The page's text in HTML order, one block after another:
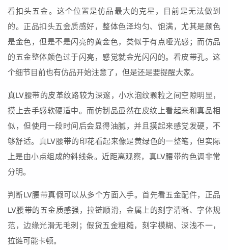
看扣头五金。这个位置是仿品最大的克星，目前是无法做到
的。正品扣头五金质感好，整体色泽均匀、饱满，尤其是颜色
是金色，但是不是闪亮的黄金色，类似于有点哑光感；而仿品
的五金整体颜色过于闪亮，感觉就金光闪闪的。看皮带孔。这
个细节目前也有仿品开始注意了，但是还是要提醒大家。
真LV腰带的皮革纹路较为深邃，小水泡纹颗粒之间空隙明显，
摸上去手感软硬适中。而仿制品虽然在皮纹上看起来和真品相
似，但使用一段时间后会显得油腻，并且摸起来感觉发硬，不
够舒适。真LV腰带的印花看起来像是黄绿色的一整笔，但实际
上是由小点组成的斜线条。近距离观察，真LV腰带的色调非常
分明。
判断LV腰带真假可以从多个方面入手。首先看五金配件，正品
LV腰带的五金质感强，拉链顺滑，金属上的刻字清晰、字体规
范，边缘光滑无毛刺；假货五金粗糙，刻字模糊、深浅不一，
拉链可能卡顿。